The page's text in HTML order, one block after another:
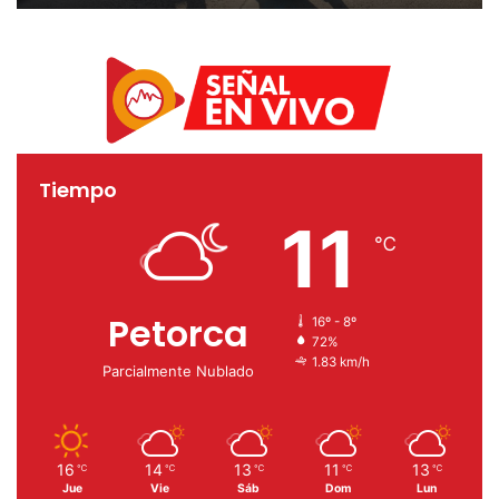
Tiempo
Petorca
Parcialmente Nublado
11 ℃
16º - 8º
72%
1.83 km/h
16 ℃
Jue
14 ℃
Vie
13 ℃
Sáb
11 ℃
Dom
13 ℃
Lun